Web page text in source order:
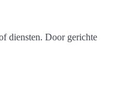
diensten. Door gerichte